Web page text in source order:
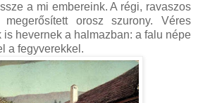
a mi embereink. A régi, ravaszos
megerősített orosz szurony. Véres
is hevernek a halmazban: a falu népe
a fegyverekkel.